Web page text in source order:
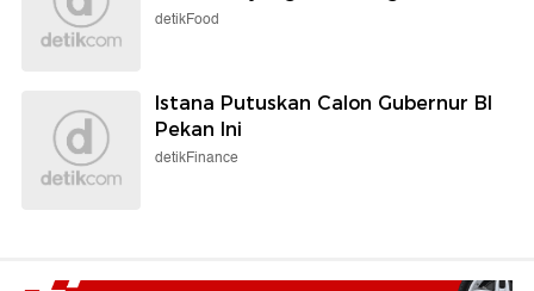
detikFood
Istana Putuskan Calon Gubernur BI
Pekan Ini
detikFinance